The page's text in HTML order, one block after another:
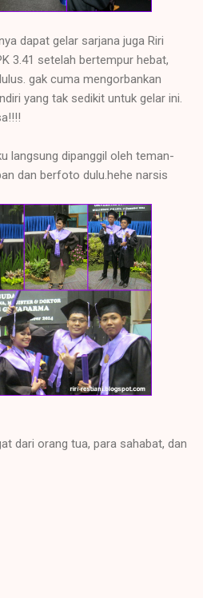
dapat gelar sarjana juga Riri
3.41 setelah bertempur hebat,
gak cuma mengorbankan
yang tak sedikit untuk gelar ini.
langsung dipanggil oleh teman-
dan berfoto dulu.hehe narsis
dari orang tua, para sahabat, dan